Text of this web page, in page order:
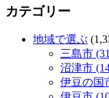
カテゴリー
地域で選ぶ
三島市
沼津市
伊豆の国